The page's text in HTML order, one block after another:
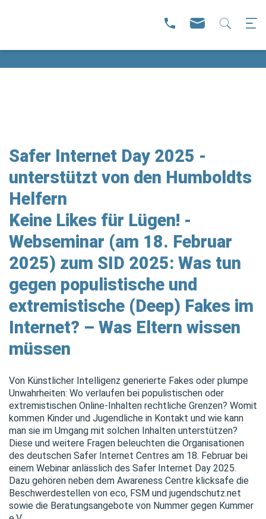
Safer Internet Day 2025 -
unterstützt von den Humboldts
Helfern
Keine Likes für Lügen! -
Webseminar (am 18. Februar
2025) zum SID 2025: Was tun
gegen populistische und
extremistische (Deep) Fakes im
Internet? – Was Eltern wissen
müssen
Von Künstlicher Intelligenz generierte Fakes oder plumpe
Unwahrheiten: Wo verlaufen bei populistischen oder
extremistischen Online-Inhalten rechtliche Grenzen? Womit
kommen Kinder und Jugendliche in Kontakt und wie kann
man sie im Umgang mit solchen Inhalten unterstützen?
Diese und weitere Fragen beleuchten die Organisationen
des deutschen Safer Internet Centres am 18. Februar bei
einem Webinar anlässlich des Safer Internet Day 2025.
Dazu gehören neben dem Awareness Centre klicksafe die
Beschwerdestellen von eco, FSM und jugendschutz.net
sowie die Beratungsangebote von Nummer gegen Kummer